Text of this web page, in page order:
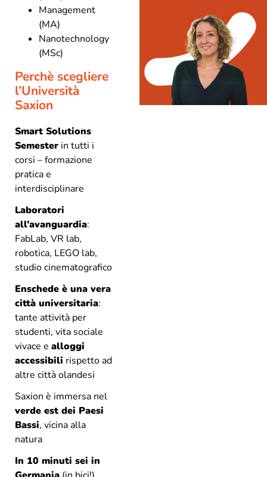
Management
(MA)
Nanotechnology
(MSc)
Perchè scegliere
l’Università
Saxion
Smart Solutions
Semester in tutti i
corsi – formazione
pratica e
interdisciplinare
Laboratori
all’avanguardia:
FabLab, VR lab,
robotica, LEGO lab,
studio cinematografico
Enschede è una vera
città universitaria:
tante attività per
studenti, vita sociale
vivace e alloggi
accessibili rispetto ad
altre città olandesi
Saxion è immersa nel
verde est dei Paesi
Bassi, vicina alla
natura
In 10 minuti sei in